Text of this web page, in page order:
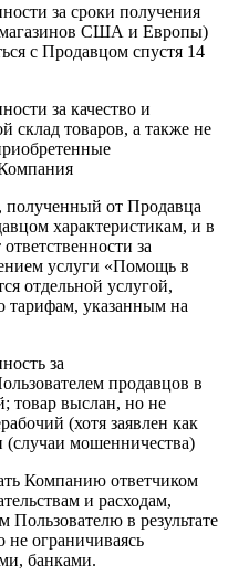
за сроки получения
магазинов США и Европы)
с Продавцом спустя 14
за качество и
склад товаров, а также не
полученный от Продавца
характеристикам, и в
за
услуги «Помощь в
отдельной услугой,
тарифам, указанным на
за
продавцов в
товар выслан, но не
(хотя заявлен как
(случаи мошенничества)
Компанию ответчиком
и расходам,
в результате
не ограничиваясь
банками.